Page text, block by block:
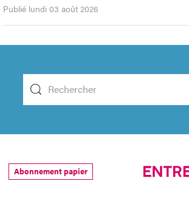
Publié lundi 03 août 2026
Abonnement papier